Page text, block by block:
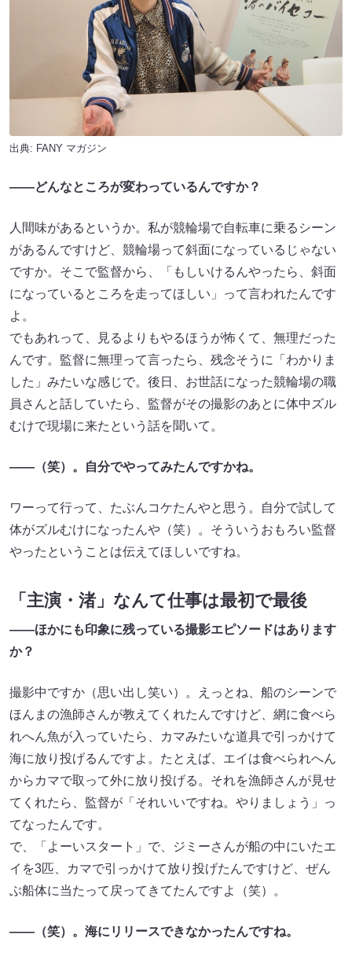
出典: FANY マガジン
——どんなところが変わっているんですか？
人間味があるというか。私が競輪場で自転車に乗るシーン
があるんですけど、競輪場って斜面になっているじゃない
ですか。そこで監督から、「もしいけるんやったら、斜面
になっているところを走ってほしい」って言われたんです
よ。
でもあれって、見るよりもやるほうが怖くて、無理だった
んです。監督に無理って言ったら、残念そうに「わかりま
した」みたいな感じで。後日、お世話になった競輪場の職
員さんと話していたら、監督がその撮影のあとに体中ズル
むけで現場に来たという話を聞いて。
——（笑）。自分でやってみたんですかね。
ワーって行って、たぶんコケたんやと思う。自分で試して
体がズルむけになったんや（笑）。そういうおもろい監督
やったということは伝えてほしいですね。
「主演・渚」なんて仕事は最初で最後
——ほかにも印象に残っている撮影エピソードはあります
か？
撮影中ですか（思い出し笑い）。えっとね、船のシーンで
ほんまの漁師さんが教えてくれたんですけど、網に食べら
れへん魚が入っていたら、カマみたいな道具で引っかけて
海に放り投げるんですよ。たとえば、エイは食べられへん
からカマで取って外に放り投げる。それを漁師さんが見せ
てくれたら、監督が「それいいですね。やりましょう」っ
てなったんです。
で、「よーいスタート」で、ジミーさんが船の中にいたエ
イを3匹、カマで引っかけて放り投げたんですけど、ぜん
ぶ船体に当たって戻ってきてたんですよ（笑）。
——（笑）。海にリリースできなかったんですね。